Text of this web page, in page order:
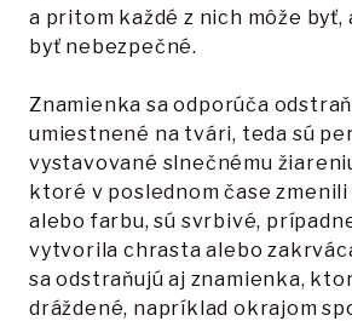
a pritom každé z nich môže byť,
byť nebezpečné.
Znamienka sa odporúča
umiestnené na tvári, teda sú
vystavované slnečnému
ktoré v poslednom čase
alebo farbu, sú svrbivé,
vytvorila chrasta alebo
sa odstraňujú aj znamienka,
dráždené, napríklad okrajom